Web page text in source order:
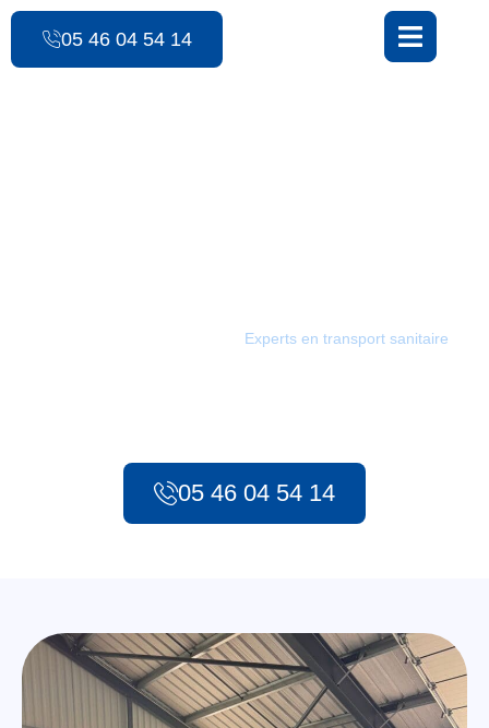
principal
05 46 04 54 14
Experts en transport sanitaire
05 46 04 54 14